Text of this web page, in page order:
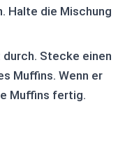
Halte die Mischung
Stecke einen
Muffins. Wenn er
Muffins fertig.